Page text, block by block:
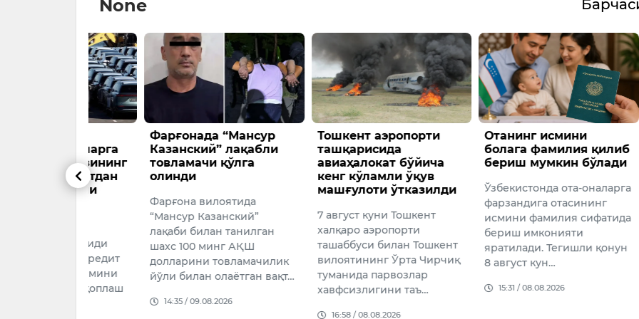
None
фоизининг
Фарғонада “Мансур
Казанский” лақабли
товламачи қўлга
олинди
Фарғона вилоятида
“Мансур Казанский”
лақаби билан танилган
шахс 100 минг АҚШ
долларини товламачилик
йўли билан олаётган вақт…
14:35 / 09.08.2026
Тошкент аэропорти
ташқарисида
авиаҳалокат бўйича
кенг кўламли ўқув
машғулоти ўтказилди
7 август куни Тошкент
халқаро аэропорти
ташаббуси билан Тошкент
вилоятининг Ўрта Чирчиқ
туманида парвозлар
хавфсизлигини таъ…
16:58 / 08.08.2026
Отанинг исмини
болага фамилия қилиб
бериш мумкин бўлади
Ўзбекистонда ота-оналарга
фарзандига отасининг
исмини фамилия сифатида
бериш имконияти
яратилади. Тегишли қонун
8 август кун…
15:31 / 08.08.2026
7
хизмат
09:26